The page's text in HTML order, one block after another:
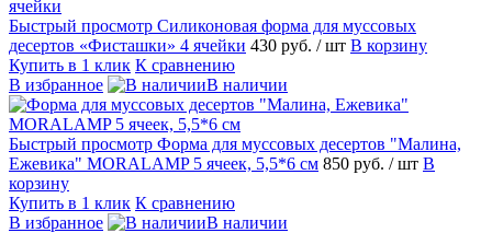
Быстрый просмотр Силиконовая форма для муссовых
десертов «Фисташки» 4 ячейки 430 руб. / шт В корзину
Купить в 1 клик К сравнению
В избранное
В наличии
Быстрый просмотр Форма для муссовых десертов "Малина,
Ежевика" MORALAMP 5 ячеек, 5,5*6 см 850 руб. / шт В
корзину
Купить в 1 клик К сравнению
В избранное
В наличии